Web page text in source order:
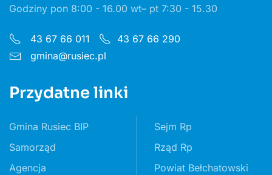
Godziny pon 8:00 - 16.00 wt– pt 7:30 - 15.30
43 67 66 011
43 67 66 290
gmina@rusiec.pl
Przydatne linki
Gmina Rusiec BIP
Samorząd
Agencja
Sejm Rp
Rząd Rp
Powiat Bełchatowski